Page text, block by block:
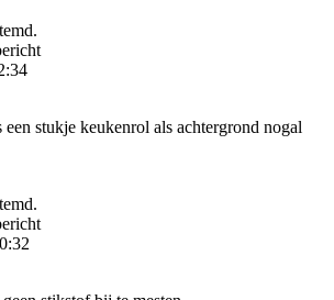
stukje keukenrol als achtergrond nogal